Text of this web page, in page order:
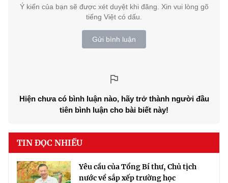
Ý kiến của bạn sẽ được xét duyệt khi đăng. Xin vui lòng gõ
tiếng Việt có dấu.
Gửi bình luận
Hiện chưa có bình luận nào, hãy trở thành người đầu
tiên bình luận cho bài biết này!
TIN ĐỌC NHIỀU
Yêu cầu của Tổng Bí thư, Chủ tịch
nước về sắp xếp trường học